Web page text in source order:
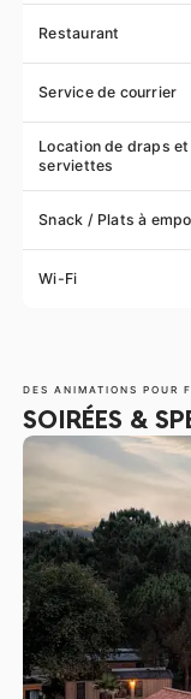
Restaurant
Service de courrier
Location de draps et
serviettes
Snack / Plats à
Wi-Fi
DES ANIMATIONS POUR
SOIRÉES &